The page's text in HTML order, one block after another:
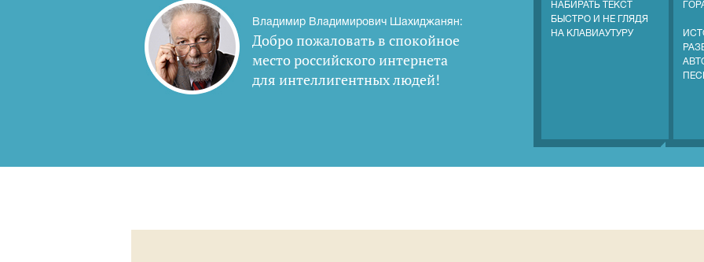
Владимир Владимирович Шахиджанян:
Добро пожаловать в спокойное
место российского интернета
для интеллигентных людей!
НАБИРАТЬ ТЕКСТ
БЫСТРО И НЕ ГЛЯДЯ
НА КЛАВИАУТУРУ